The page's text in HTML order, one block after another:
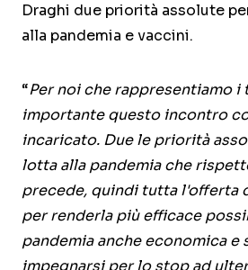
Draghi due priorità assolute
alla pandemia e vaccini.
“Per noi che rappresentiamo
importante questo incontro
incaricato. Due le priorità
lotta alla pandemia che
precede, quindi tutta l'offerta
per renderla più efficace
pandemia anche economica e
impegnarsi per lo stop ad